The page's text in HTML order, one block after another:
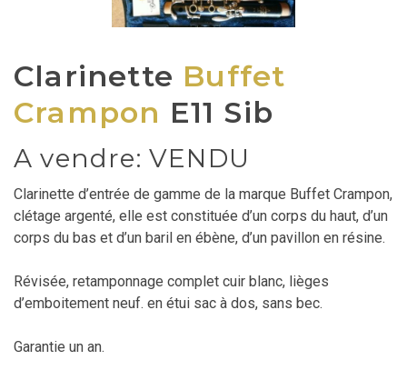
Clarinette Buffet
Crampon E11 Sib
A vendre: VENDU
Clarinette d’entrée de gamme de la marque Buffet Crampon,
clétage argenté, elle est constituée d’un corps du haut, d’un
corps du bas et d’un baril en ébène, d’un pavillon en résine.
Révisée, retamponnage complet cuir blanc, lièges
d’emboitement neuf. en étui sac à dos, sans bec.
Garantie un an.